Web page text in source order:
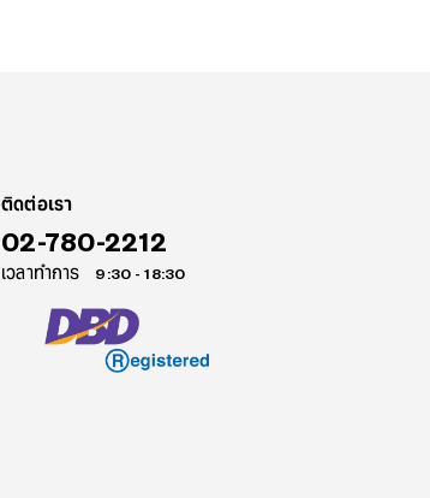
ติดต่อเรา
02-780-2212
เวลาทำการ 9:30 - 18:30